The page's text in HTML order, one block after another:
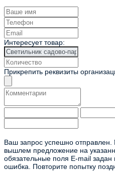
Интересует товар:
Прикрепить реквизиты
Ваш запрос успешно
вышлем предложение на
обязательные поля E-mail задан
ошибка. Повторите попытку